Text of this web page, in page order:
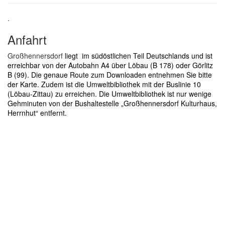
.
Anfahrt
Großhennersdorf liegt im südöstlichen Teil Deutschlands und ist
erreichbar von der Autobahn A4 über Löbau (B 178) oder Görlitz
B (99). Die genaue Route zum Downloaden entnehmen Sie bitte
der Karte. Zudem ist die Umweltbibliothek mit der Buslinie 10
(Löbau-Zittau) zu erreichen. Die Umweltbibliothek ist nur wenige
Gehminuten von der Bushaltestelle „Großhennersdorf Kulturhaus,
Herrnhut“ entfernt.